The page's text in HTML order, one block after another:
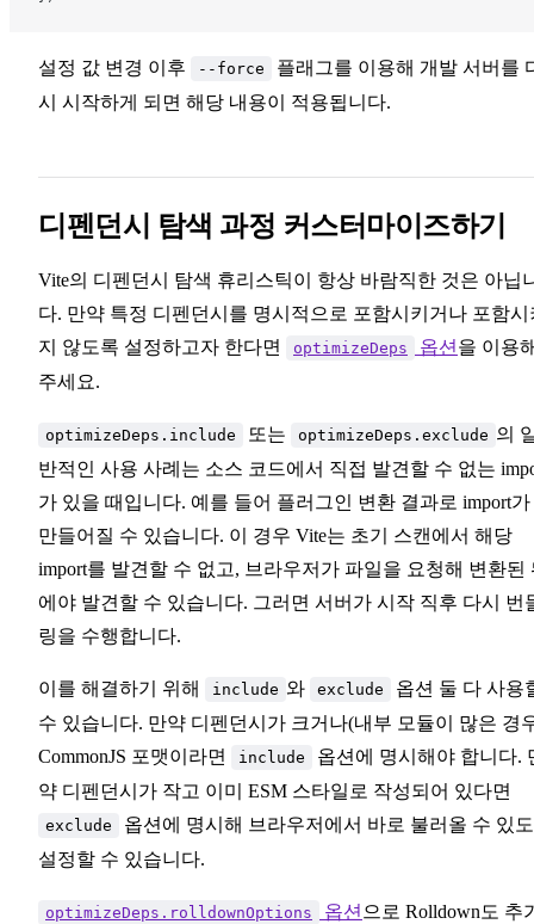
설정 값 변경 이후 --force
플래그를 이용해 개발 서버를
시 시작하게 되면 해당 내용이 적용됩니다.
디펜던시 탐색 과정 커스터마이즈하기
Vite의 디펜던시 탐색 휴리스틱이 항상 바람직한 것은 아닙
다. 만약 특정 디펜던시를 명시적으로 포함시키거나 포함시
지 않도록 설정하고자 한다면
optimizeDeps 옵션 을 이용
주세요.
optimizeDeps.include 또는 optimizeDeps.exclude 의
반적인 사용 사례는 소스 코드에서 직접 발견할 수 없는
가 있을 때입니다. 예를 들어 플러그인 변환 결과로 import가
만들어질 수 있습니다. 이 경우 Vite는 초기 스캔에서 해당
import를 발견할 수 없고, 브라우저가 파일을 요청해 변환된
에야 발견할 수 있습니다. 그러면 서버가 시작 직후 다시 번
링을 수행합니다.
이를 해결하기 위해 include 와 exclude
옵션 둘 다 사용
수 있습니다. 만약 디펜던시가 크거나(내부 모듈이 많은 경
CommonJS 포맷이라면
include
옵션에 명시해야 합니다.
약 디펜던시가 작고 이미 ESM 스타일로 작성되어 있다면
exclude
옵션에 명시해 브라우저에서 바로 불러올 수 있
설정할 수 있습니다.
optimizeDeps.rolldownOptions 옵션 으로 Rolldown도 추